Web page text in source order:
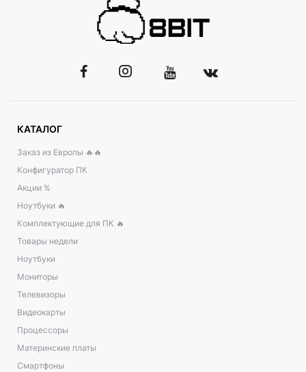
КАТАЛОГ
Заказ из Европы 🔥🔥
Конфигуратор ПК
Акции %
Ноутбуки 🔥
Комплектующие для ПК 🔥
Товары недели
Ноутбуки
Мониторы
Телевизоры
Видеокарты
Процессоры
Материнские платы
Смартфоны